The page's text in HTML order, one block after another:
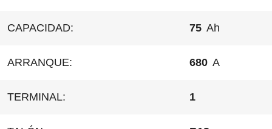
CAPACIDAD: 75 Ah
ARRANQUE: 680 A
TERMINAL: 1